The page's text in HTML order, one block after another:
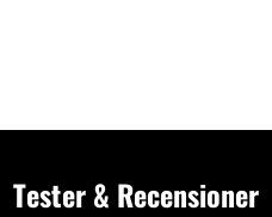
Tester & Recensioner